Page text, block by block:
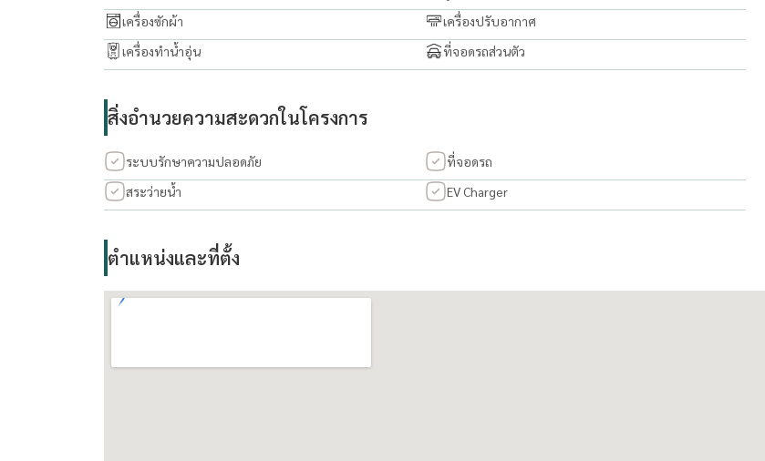
5 minutes to Suvarnabhumi Airport and shopping malls
Minimum 1-year contract
For inquiries or viewing appointments, please contact us.
.......................................
Rapeephan
WeChat: condo56
Line ID: @condo56
https://line.me/R/ti/p/@condo56
เครื่องซักผ้า
เครื่องปรับอากาศ
เครื่องทำน้ำอุ่น
ที่จอดรถส่วนตัว
สิ่งอำนวยความสะดวกในโครงการ
ระบบรักษาความปลอดภัย
ที่จอดรถ
สระว่ายน้ำ
EV Charger
ตำแหน่งและที่ตั้ง